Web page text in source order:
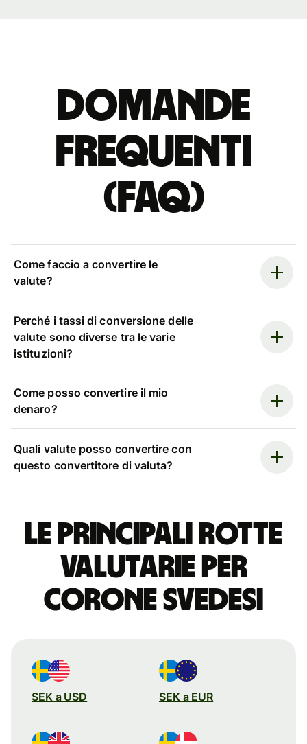
Domande
Frequenti
(FAQ)
Come faccio a convertire le
valute?
Perché i tassi di conversione delle
valute sono diverse tra le varie
istituzioni?
Come posso convertire il mio
denaro?
Quali valute posso convertire con
questo convertitore di valuta?
Le principali rotte
valutarie per
corone svedesi
SEK a USD SEK a EUR